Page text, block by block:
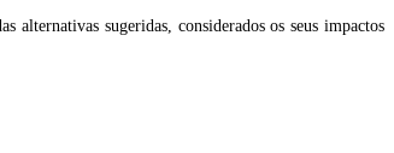
sugeridas, considerados os seus impactos